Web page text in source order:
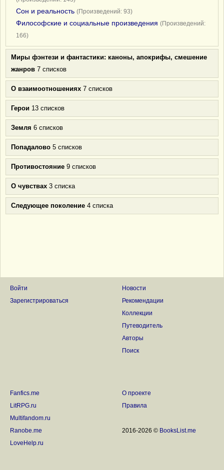
Сон и реальность (Произведений: 93)
Философские и социальные произведения (Произведений:
166)
Миры фэнтези и фантастики: каноны, апокрифы, смешение
жанров 7 списков
О взаимоотношениях 7 списков
Герои 13 списков
Земля 6 списков
Попадалово 5 списков
Противостояние 9 списков
О чувствах 3 списка
Следующее поколение 4 списка
Войти
Зарегистрироваться
Новости
Рекомендации
Коллекции
Путеводитель
Авторы
Поиск
Fanfics.me
LitRPG.ru
Multifandom.ru
Ranobe.me
LoveHelp.ru
О проекте
Правила
2016-2026 © BooksList.me